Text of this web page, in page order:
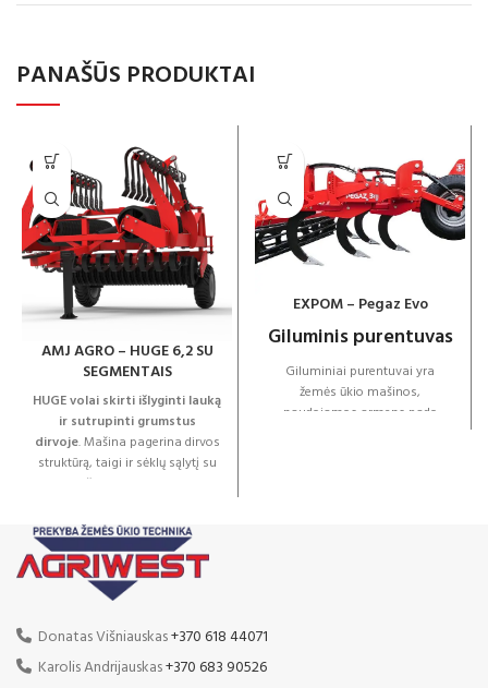
PANAŠŪS PRODUKTAI
AMJ AGRO – HUGE 6,2 SU
SEGMENTAIS
HUGE volai skirti išlyginti lauką
ir sutrupinti grumstus
dirvoje. Mašina pagerina dirvos
struktūrą, taigi ir sėklų sąlytį su
dirvožemiu. Volas HUGE
kokybe - dėka tinkamų
komponentų ir šiuolaikinių
technologijų, mašinos leidžia
efektyviai apdirbti žemę.
komplektacija
500 mm kembridžo žiedai
EXPOM – Pegaz Evo
Giluminis purentuvas
Giluminiai purentuvai yra
žemės ūkio mašinos,
naudojamos armens pado
Donatas Višniauskas+370 618 44071
Karolis Andrijauskas+370 683 90526